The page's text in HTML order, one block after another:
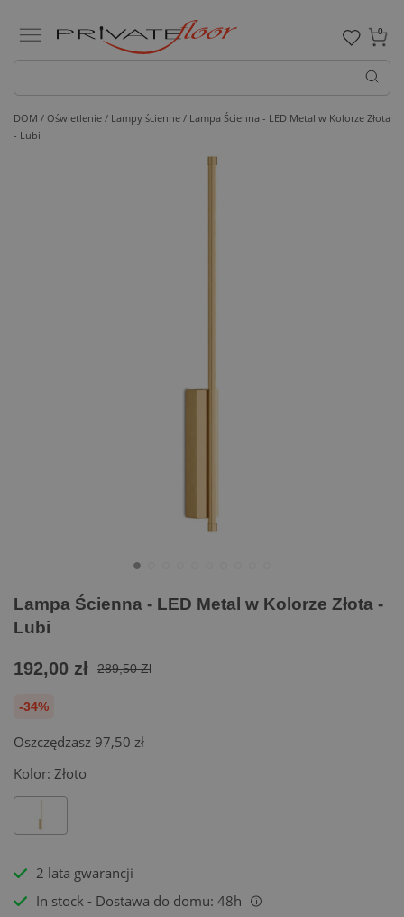
0
DOM / Oświetlenie / Lampy ścienne / Lampa Ścienna - LED Metal w Kolorze Złota
- Lubi
Lampa Ścienna - LED Metal w Kolorze Złota -
Lubi
192,00 zł 289,50 Zł
-34%
Oszczędzasz 97,50 zł
Kolor: Złoto
2 lata gwarancji
In stock - Dostawa do domu: 48h
i